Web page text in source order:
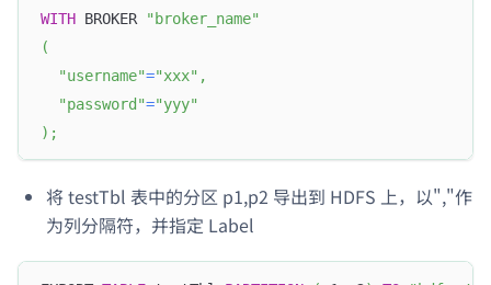
WITH BROKER
"broker_name"
(
"username"="xxx" ,
"password"="yyy"
) ;
将 testTbl 表中的分区 p1,p2 导出到 HDFS 上，以","作
为列分隔符，并指定 Label